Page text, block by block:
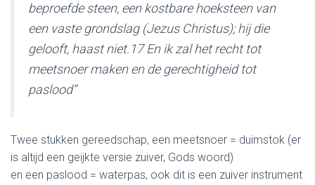
beproefde steen, een kostbare hoeksteen van
een vaste grondslag (Jezus Christus); hij die
gelooft, haast niet.17 En ik zal het recht tot
meetsnoer maken en de gerechtigheid tot
paslood”
Twee stukken gereedschap, een meetsnoer = duimstok (er
is altijd een geijkte versie zuiver, Gods woord)
en een paslood = waterpas, ook dit is een zuiver instrument